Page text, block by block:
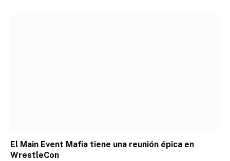
El Main Event Mafia tiene una reunión épica en
WrestleCon